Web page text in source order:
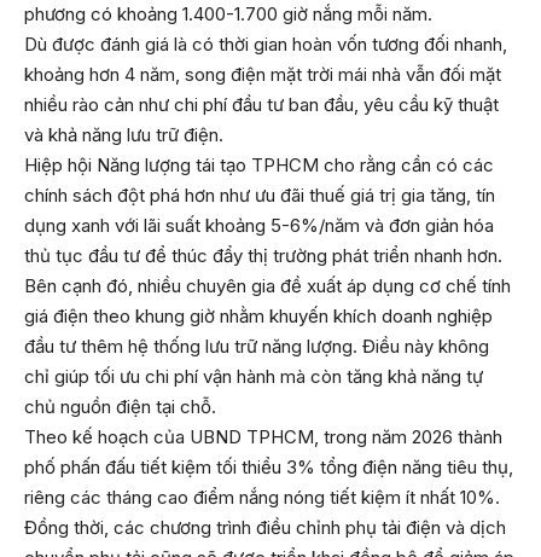
phương có khoảng 1.400-1.700 giờ nắng mỗi năm.
Dù được đánh giá là có thời gian hoàn vốn tương đối nhanh,
khoảng hơn 4 năm, song điện mặt trời mái nhà vẫn đối mặt
nhiều rào cản như chi phí đầu tư ban đầu, yêu cầu kỹ thuật
và khả năng lưu trữ điện.
Hiệp hội Năng lượng tái tạo TPHCM cho rằng cần có các
chính sách đột phá hơn như ưu đãi thuế giá trị gia tăng, tín
dụng xanh với lãi suất khoảng 5-6%/năm và đơn giản hóa
thủ tục đầu tư để thúc đẩy thị trường phát triển nhanh hơn.
Bên cạnh đó, nhiều chuyên gia đề xuất áp dụng cơ chế tính
giá điện theo khung giờ nhằm khuyến khích doanh nghiệp
đầu tư thêm hệ thống lưu trữ năng lượng. Điều này không
chỉ giúp tối ưu chi phí vận hành mà còn tăng khả năng tự
chủ nguồn điện tại chỗ.
Theo kế hoạch của UBND TPHCM, trong năm 2026 thành
phố phấn đấu tiết kiệm tối thiểu 3% tổng điện năng tiêu thụ,
riêng các tháng cao điểm nắng nóng tiết kiệm ít nhất 10%.
Đồng thời, các chương trình điều chỉnh phụ tải điện và dịch